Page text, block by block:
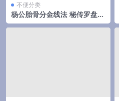
不便分类
杨公胎骨分金线法 秘传罗盘天
机妙决 唐荣著.27页pdf 百度
云下载！